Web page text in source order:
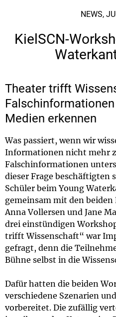
NEWS,
KielSCN-
Theater trifft
Medien erkennen
Was passiert, wenn wir
Informationen nicht mehr
Falschinformationen
dieser Frage beschäftigten
Schüler beim Young
gemeinsam mit den
Anna Vollersen und Jane
drei einstündigen
trifft Wissenschaft“ war
gefragt, denn die
Bühne selbst in die
Dafür hatten die beiden
verschiedene Szenarien
vorbereitet. Die zufällig